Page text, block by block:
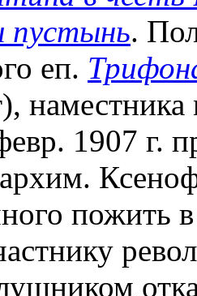
пустынь.
еп.
наместника
1907 г.
пожить